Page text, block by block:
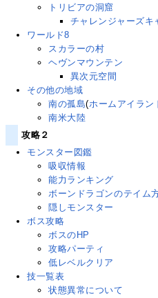
トリビアの洞窟
チャレンジャーズキ
ワールド8
スカラーの村
ヘヴンマウンテン
異次元空間
その他の地域
南の孤島(ホームアイラン
南米大陸
攻略２
モンスター図鑑
吸収情報
能力ランキング
ボーンドラゴンのテイム
隠しモンスター
ボス攻略
ボスのHP
攻略パーティ
低レベルクリア
技一覧表
状態異常について